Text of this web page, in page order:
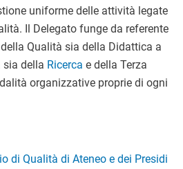
uniforme delle attività legate
Il Delegato funge da referente
Qualità sia della Didattica a
sia della Ricerca e della Terza
organizzative proprie di ogni
di Qualità di Ateneo e dei Presidi